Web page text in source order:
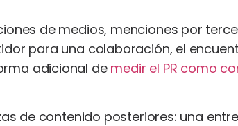
de medios, menciones por
para una colaboración, el
adicional demedir el PR como
de contenido posteriores: una